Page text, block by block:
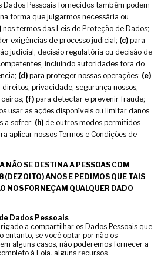
Dados Pessoais fornecidos também podem
forma que julgarmos necessária ou
nos termos das Leis de Proteção de Dados;
exigências de processo judicial; (c) para
judicial, decisão regulatória ou decisão de
incluindo autoridades fora do
(d) para proteger nossas operações; (e)
privacidade, segurança nossos,
(f) para detectar e prevenir fraude;
usar as ações disponíveis ou limitar danos
a sofrer; (h) de outros modos permitidos
aplicar nossos Termos e Condições de
NÃO SE DESTINA A PESSOAS COM
(DEZOITO) ANOS E PEDIMOS QUE TAIS
NOS FORNEÇAM QUALQUER DADO
Dados Pessoais
a compartilhar os Dados Pessoais que
entanto, se você optar por não os
alguns casos, não poderemos fornecer a
à Loja, alguns recursos